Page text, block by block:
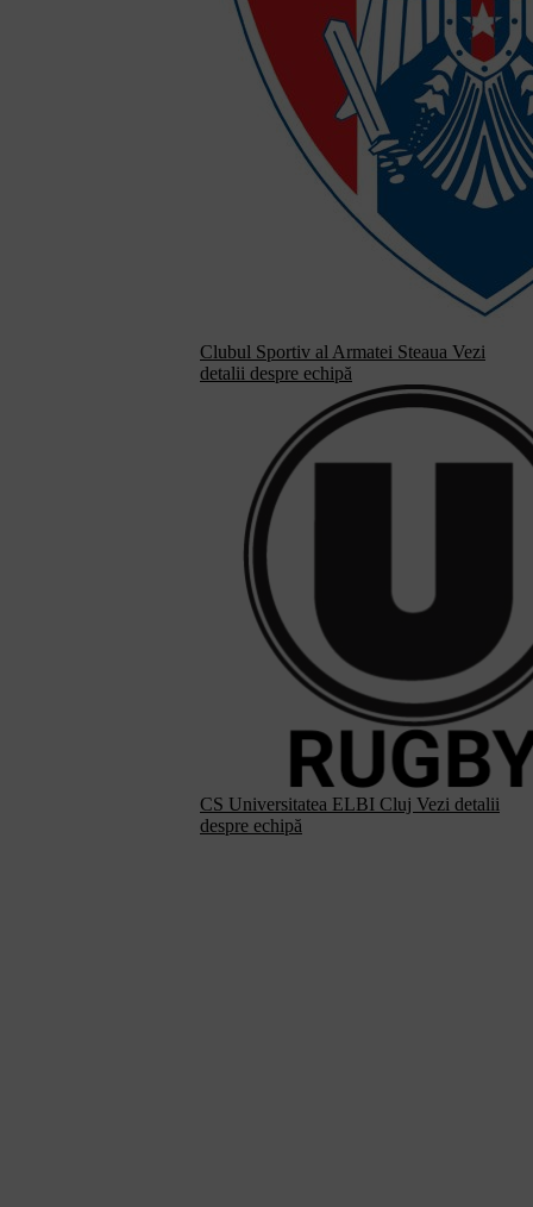
Clubul Sportiv al Armatei Steaua Vezi
detalii despre echipă
CS Universitatea ELBI Cluj Vezi detalii
despre echipă